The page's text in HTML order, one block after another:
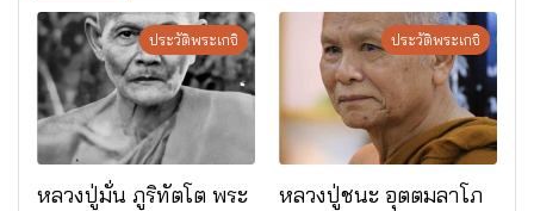
ประวัติพระเกจิ
หลวงปู่มั่น ภูริทัตโต พระ
ประวัติพระเกจิ
หลวงปู่ชนะ อุตตมลาโภ